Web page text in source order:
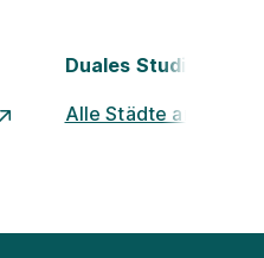
Duales Studium
Alle Städte ansehen